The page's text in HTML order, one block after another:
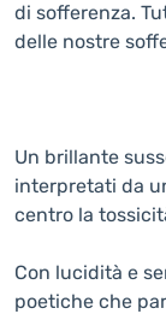
di sofferenza.
delle nostre
Un brillante
interpretati da
centro la
Con lucidità e
poetiche che